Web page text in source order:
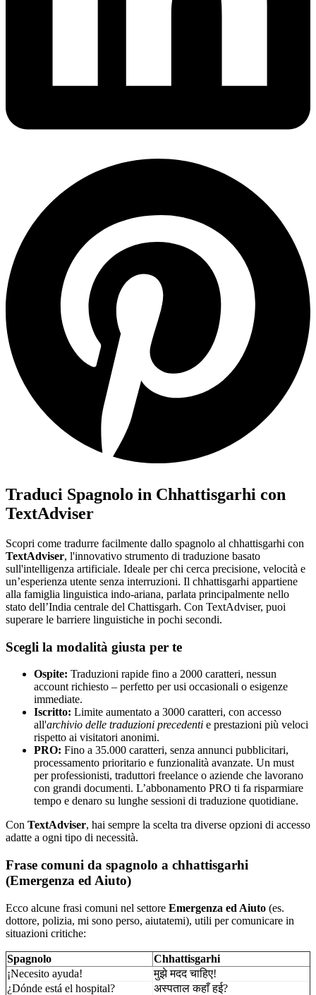
Traduci Spagnolo in Chhattisgarhi con
TextAdviser
Scopri come tradurre facilmente dallo spagnolo al chhattisgarhi con
TextAdviser, l'innovativo strumento di traduzione basato
sull'intelligenza artificiale. Ideale per chi cerca precisione, velocità e
un’esperienza utente senza interruzioni. Il chhattisgarhi appartiene
alla famiglia linguistica indo-ariana, parlata principalmente nello
stato dell’India centrale del Chattisgarh. Con TextAdviser, puoi
superare le barriere linguistiche in pochi secondi.
Scegli la modalità giusta per te
Ospite: Traduzioni rapide fino a 2000 caratteri, nessun
account richiesto – perfetto per usi occasionali o esigenze
immediate.
Iscritto: Limite aumentato a 3000 caratteri, con accesso
all'archivio delle traduzioni precedenti e prestazioni più veloci
rispetto ai visitatori anonimi.
PRO: Fino a 35.000 caratteri, senza annunci pubblicitari,
processamento prioritario e funzionalità avanzate. Un must
per professionisti, traduttori freelance o aziende che lavorano
con grandi documenti. L’abbonamento PRO ti fa risparmiare
tempo e denaro su lunghe sessioni di traduzione quotidiane.
Con TextAdviser, hai sempre la scelta tra diverse opzioni di accesso
adatte a ogni tipo di necessità.
Frase comuni da spagnolo a chhattisgarhi
(Emergenza ed Aiuto)
Ecco alcune frasi comuni nel settore Emergenza ed Aiuto (es.
dottore, polizia, mi sono perso, aiutatemi), utili per comunicare in
situazioni critiche:
Spagnolo
Chhattisgarhi
¡Necesito ayuda!
मुझे मदद चाहिए!
¿Dónde está el hospital?
अस्पताल कहाँ हई?